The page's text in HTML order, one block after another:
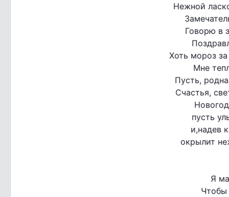
Нежной
Говорю в
Хоть мороз
Мне
Пусть,
Счастья,
пусть
и,надев
окрылит
Я
Чтобы